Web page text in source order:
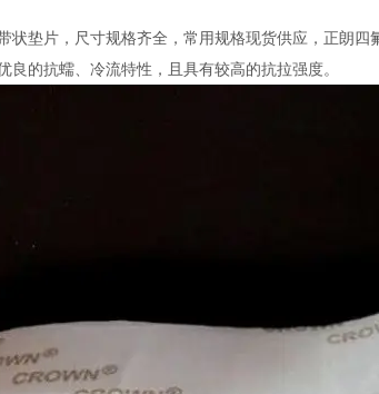
状垫片，尺寸规格齐全，常用规格现货供应，正朗
良的抗蠕、冷流特性，且具有较高的抗拉强度。